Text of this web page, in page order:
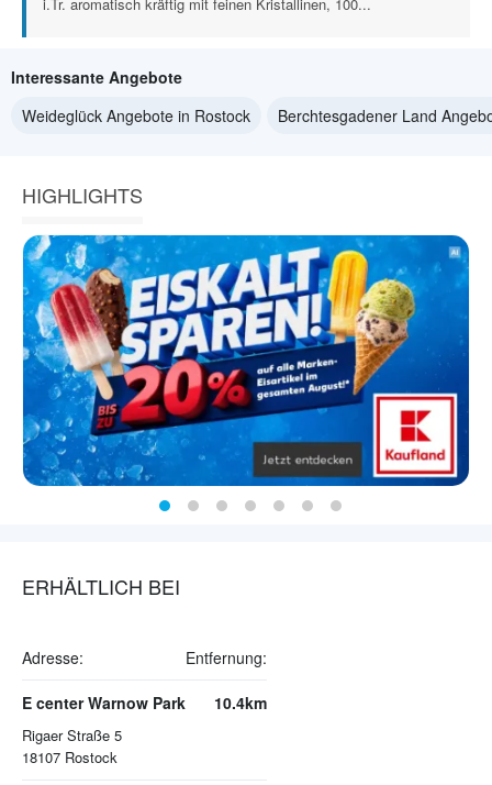
Interessante Angebote
Weideglück Angebote in Rostock
Berchtesgadener Land
HIGHLIGHTS
ERHÄLTLICH BEI
Adresse: Entfernung:
E center Warnow Park
Rigaer Straße 5
18107 Rostock
10.4km